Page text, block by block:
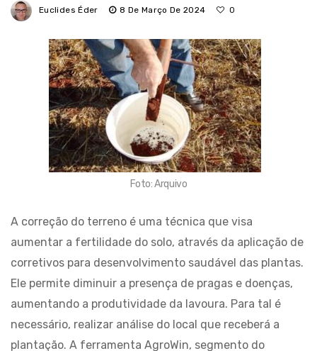
Euclides Éder 8 De Março De 2024 0
Foto: Arquivo
A correção do terreno é uma técnica que visa
aumentar a fertilidade do solo, através da aplicação de
corretivos para desenvolvimento saudável das plantas.
Ele permite diminuir a presença de pragas e doenças,
aumentando a produtividade da lavoura. Para tal é
necessário, realizar análise do local que receberá a
plantação. A ferramenta AgroWin, segmento do